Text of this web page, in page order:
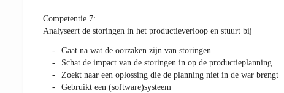
Competentie 7:
Analyseert de storingen in het productieverloop en stuurt bij
Gaat na wat de oorzaken zijn van storingen
Schat de impact van de storingen in op de productieplanning
Zoekt naar een oplossing die de planning niet in de war brengt
Gebruikt een (software)systeem